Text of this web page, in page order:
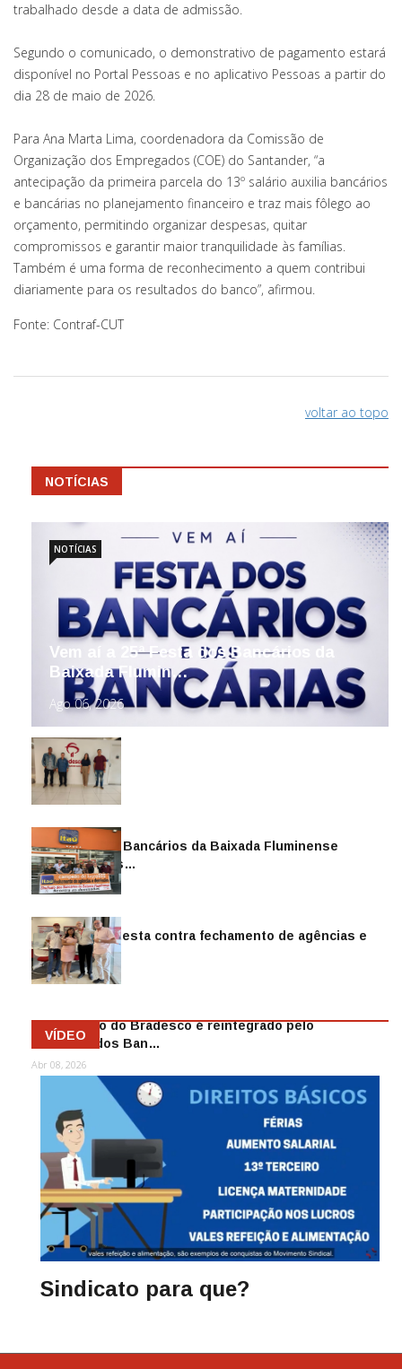
trabalhado desde a data de admissão.
Segundo o comunicado, o demonstrativo de pagamento estará
disponível no Portal Pessoas e no aplicativo Pessoas a partir do
dia 28 de maio de 2026.
Para Ana Marta Lima, coordenadora da Comissão de
Organização dos Empregados (COE) do Santander, “a
antecipação da primeira parcela do 13º salário auxilia bancários
e bancárias no planejamento financeiro e traz mais fôlego ao
orçamento, permitindo organizar despesas, quitar
compromissos e garantir maior tranquilidade às famílias.
Também é uma forma de reconhecimento a quem contribui
diariamente para os resultados do banco”, afirmou.
Fonte: Contraf-CUT
voltar ao topo
NOTÍCIAS
Vem aí a 25ª Festa dos Bancários da
Baixada Flumin…
Ago 06, 2026
NOTÍCIAS
Sindicato dos Bancários da Baixada Fluminense
reintegra mais…
Jul 14, 2026
Sindicato protesta contra fechamento de agências e
as demiss…
Mai 13, 2026
Funcionário do Bradesco é reintegrado pelo
Sindicato dos Ban…
Abr 08, 2026
VÍDEO
Sindicato para que?